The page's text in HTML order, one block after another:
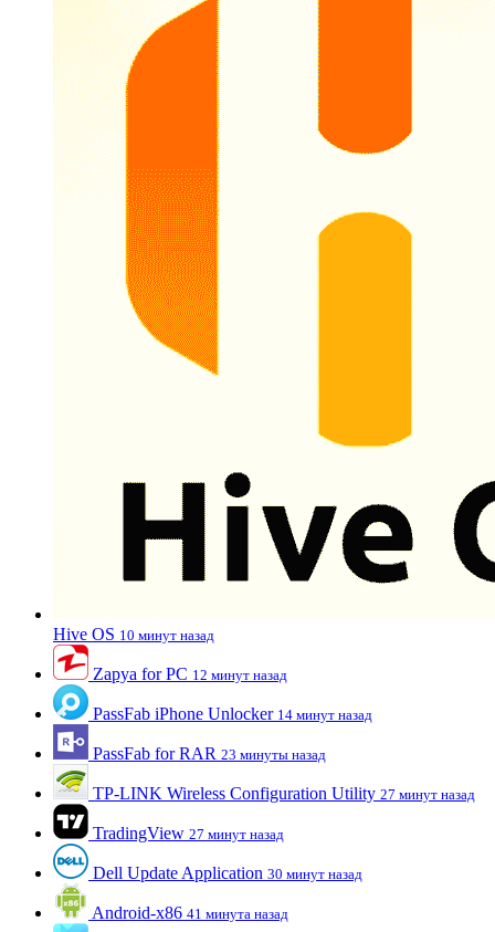
Hive OS 10 минут назад
Zapya for PC 12 минут назад
PassFab iPhone Unlocker 14 минут назад
PassFab for RAR 23 минуты назад
TP-LINK Wireless Configuration Utility 27 минут назад
TradingView 27 минут назад
Dell Update Application 30 минут назад
Android-x86 41 минута назад